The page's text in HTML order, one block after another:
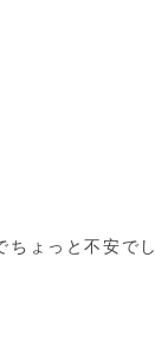
ょっと不安でし